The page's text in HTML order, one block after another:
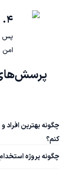
۴. پرداخت امن
پس
امن
چگونه بهترین افراد
کنم؟
چگونه پروژه